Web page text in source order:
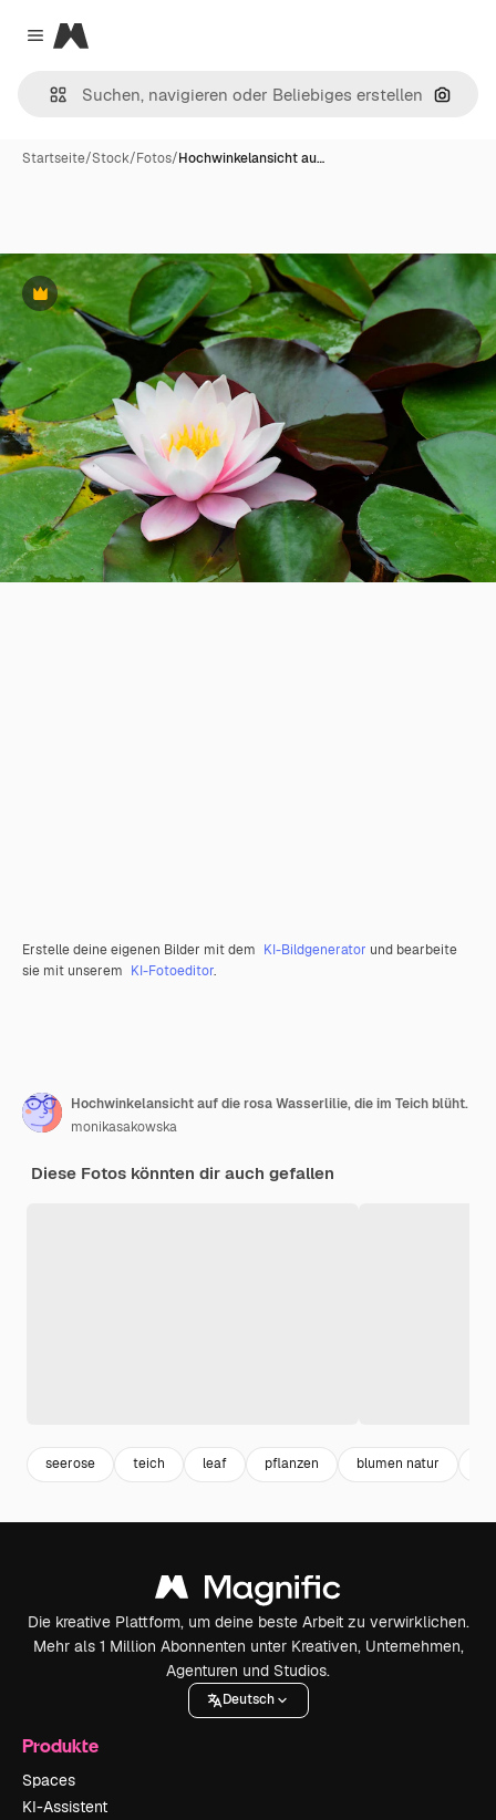
Close menu
Magnific
Nach
Startseite/Stock/Fotos/Hochwinkelansicht au…
Premium
Erstelle deine eigenen Bilder mit dem KI-Bildgenerator und bearbeite
sie mit unserem KI-Fotoeditor.
Hochwinkelansicht auf die rosa Wasserlilie, die im Teich blüht.
monikasakowska
Diese Fotos könnten dir auch gefallen
seerose teich leaf pflanzen blumen natur
Die kreative Plattform, um deine beste Arbeit zu verwirklichen.
Mehr als 1 Million Abonnenten unter Kreativen, Unternehmen,
Agenturen und Studios.
Deutsch
Produkte
Spaces
KI-Assistent